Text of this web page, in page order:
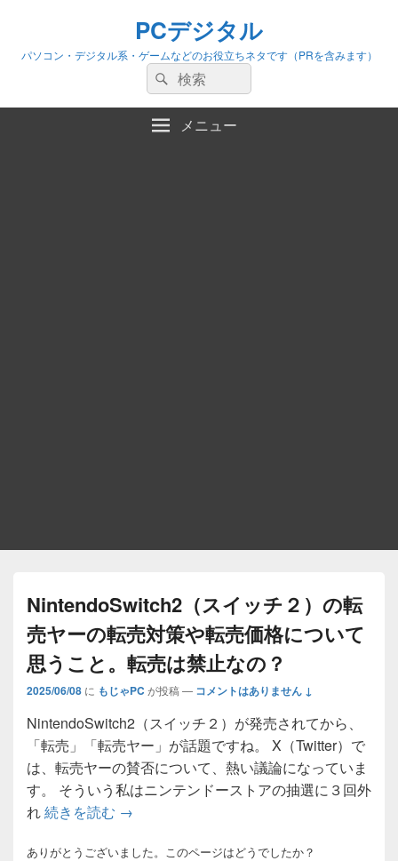
PCデジタル
パソコン・デジタル系・ゲームなどのお役立ちネタです（PRを含みます）
検
索:
検
索
メニュー
NintendoSwitch2（スイッチ２）の転
売ヤーの転売対策や転売価格について
思うこと。転売は禁止なの？
2025/06/08 に もじゃPC が投稿 — コメントはありません ↓
NintendoSwitch2（スイッチ２）が発売されてから、
「転売」「転売ヤー」が話題ですね。 X（Twitter）で
は、転売ヤーの賛否について、熱い議論になっていま
す。 そういう私はニンテンドーストアの抽選に３回外
れ続きを読む NintendoSwitch2（スイッチ２）の転売ヤ
→
ありがとうございました。このページはどうでしたか？